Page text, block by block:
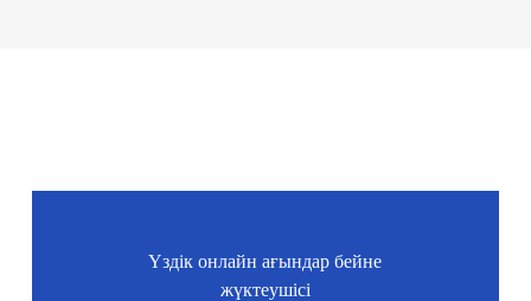
Үздік онлайн ағындар бейне
жүктеушісі